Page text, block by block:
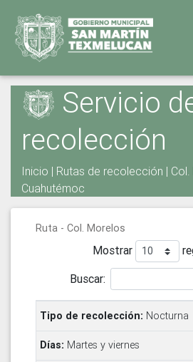
Servicio
recolección
Inicio | Rutas de recolección |
Cuahutémoc
Ruta - Col. Morelos
Mostrar
Buscar:
Nocturna
Martes y viernes